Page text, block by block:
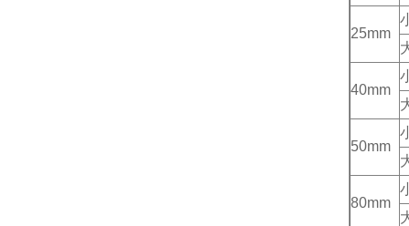
25mm
40mm
50mm
80mm